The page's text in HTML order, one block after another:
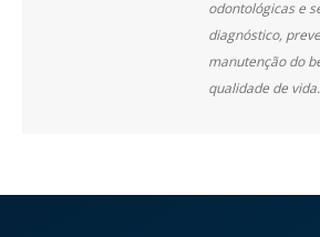
odontológicas e
diagnóstico,
manutenção do
qualidade de vida.